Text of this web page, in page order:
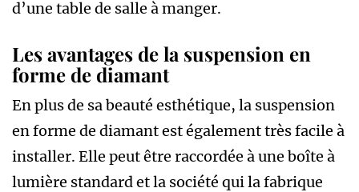
d’une table de salle à manger.
Les avantages de la suspension en
forme de diamant
En plus de sa beauté esthétique, la suspension
en forme de diamant est également très facile à
installer. Elle peut être raccordée à une boîte à
lumière standard et la société qui la fabrique